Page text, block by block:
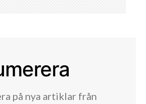
på nya artiklar från